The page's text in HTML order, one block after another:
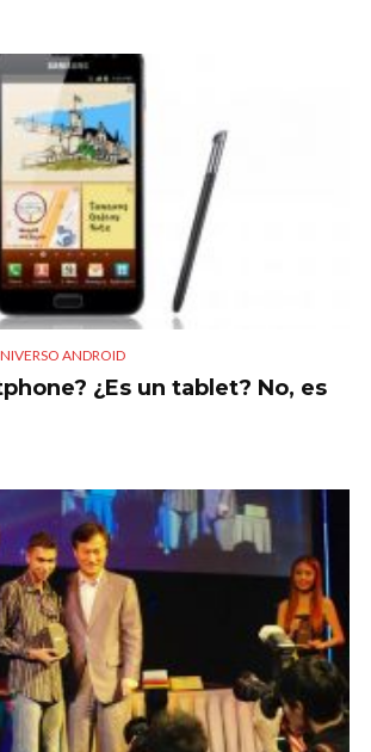
ANDROID
¿Es un tablet? No, es